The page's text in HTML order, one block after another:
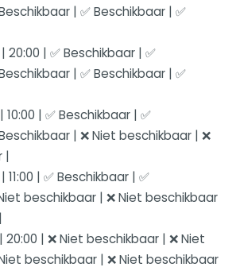
| ✅ Beschikbaar | ✅
| ✅ Beschikbaar | ✅
| ✅ Beschikbaar | ✅
| ✅ Beschikbaar | ✅
| ❌ Niet beschikbaar | ❌
|
| ✅ Beschikbaar | ✅
beschikbaar | ❌ Niet beschikbaar
20:00 | ❌ Niet beschikbaar | ❌ Niet
beschikbaar | ❌ Niet beschikbaar